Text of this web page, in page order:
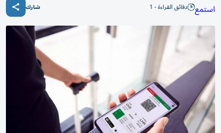
استمع دقائق القراءة - 1 شارك